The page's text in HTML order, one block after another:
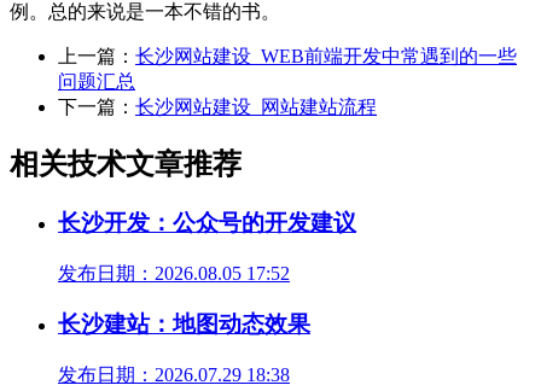
例。总的来说是一本不错的书。
上一篇： 长沙网站建设_WEB前端开发中常遇到的一些
问题汇总
下一篇： 长沙网站建设_网站建站流程
相关技术文章推荐
长沙开发：公众号的开发建议
发布日期：2026.08.05 17:52
长沙建站：地图动态效果
发布日期：2026.07.29 18:38